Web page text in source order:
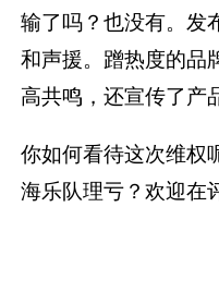
输了吗？也没有。发
和声援。蹭热度的品
高共鸣，还宣传了产
你如何看待这次维权
海乐队理亏？欢迎在